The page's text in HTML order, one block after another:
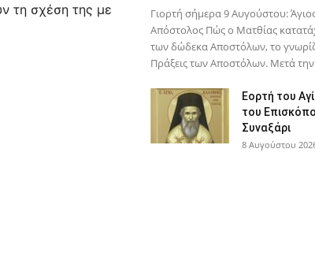
τη σχέση της με
Γιορτή σήμερα 9 Αυγούστου:
Απόστολος Πώς ο Ματθίας
των δώδεκα Αποστόλων, το
Πράξεις των Αποστόλων. Μετά
Εορτή του
του
Συναξάρι
8 Αυγούστου